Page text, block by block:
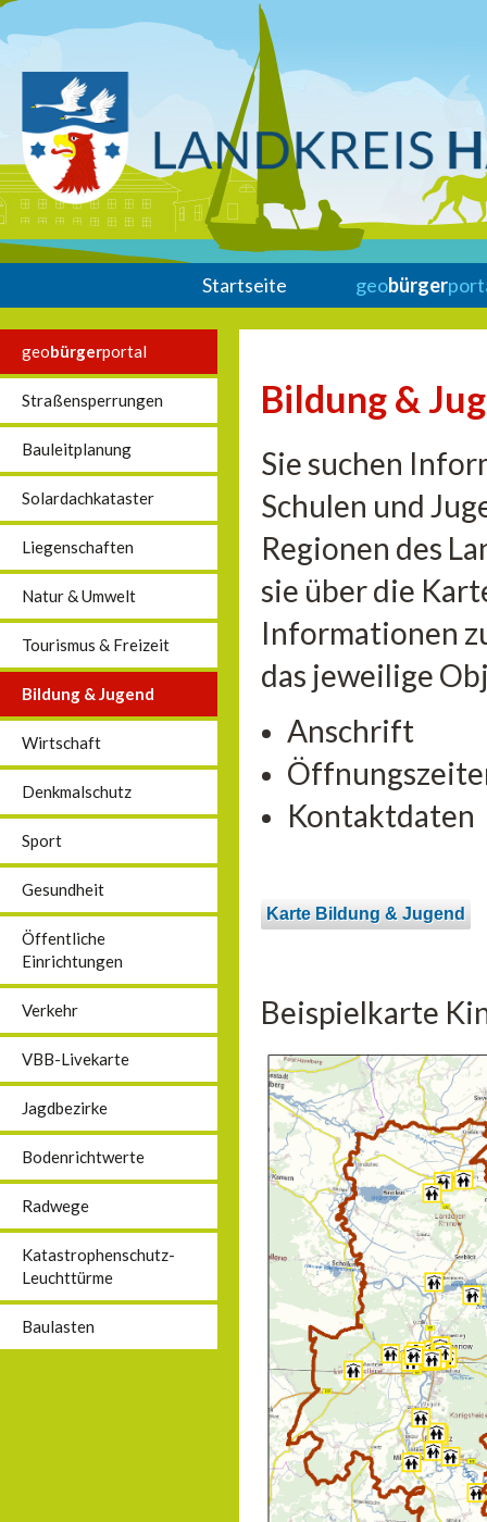
Startseite geobürger
geobürgerportal
Straßensperrungen
Bauleitplanung
Solardachkataster
Liegenschaften
Natur & Umwelt
Tourismus & Freizeit
Bildung & Jugend
Wirtschaft
Denkmalschutz
Sport
Gesundheit
Öffentliche
Einrichtungen
Verkehr
VBB-Livekarte
Jagdbezirke
Bodenrichtwerte
Radwege
Katastrophenschutz-
Leuchttürme
Baulasten
Bildung &
Sie suchen
Schulen und
Regionen des
sie über die
Informationen
das jeweilige
Anschrift
Kontaktdaten
Karte Bildung & Jugend
Beispielkarte